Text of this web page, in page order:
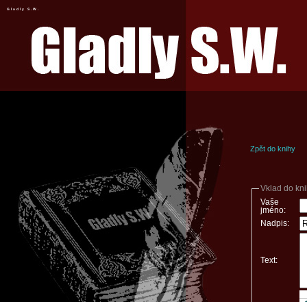
Gladly S.W.
Zpět do knihy
Vklad do
Vaše
jméno:
Nadpis:
Text: